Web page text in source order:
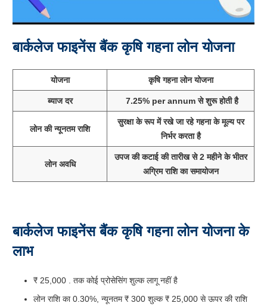
बार्कलेज फाइनेंस बैंक कृषि गहना लोन योजना
योजना कृषि गहना लोन योजना
ब्याज दर 7.25% per annum से शुरू होती है
लोन की न्यूनतम राशि
सुरक्षा के रूप में रखे जा रहे गहना के मूल्य पर
निर्भर करता है
लोन अवधि
उपज की कटाई की तारीख से 2 महीने के भीतर
अग्रिम राशि का समायोजन
बार्कलेज फाइनेंस बैंक कृषि गहना लोन योजना के
लाभ
₹ 25,000 . तक कोई प्रोसेसिंग शुल्क लागू नहीं है
लोन राशि का 0.30%, न्यूनतम ₹ 300 शुल्क ₹ 25,000 से ऊपर की राशि